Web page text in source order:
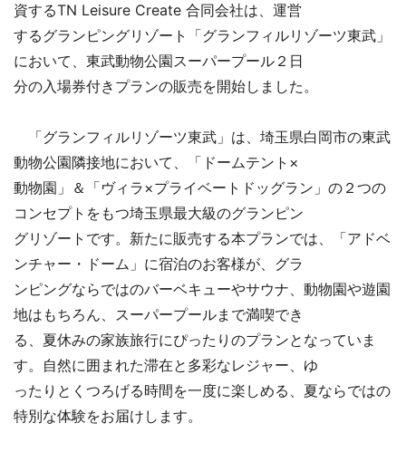
資するTN Leisure Create 合同会社は、運営
するグランピングリゾート「グランフィルリゾーツ東武」
において、東武動物公園スーパープール２日
分の入場券付きプランの販売を開始しました。
「グランフィルリゾーツ東武」は、埼玉県白岡市の東武
動物公園隣接地において、「ドームテント×
動物園」＆「ヴィラ×プライベートドッグラン」の２つの
コンセプトをもつ埼玉県最大級のグランピン
グリゾートです。新たに販売する本プランでは、「アドベ
ンチャー・ドーム」に宿泊のお客様が、グラ
ンピングならではのバーベキューやサウナ、動物園や遊園
地はもちろん、スーパープールまで満喫でき
る、夏休みの家族旅行にぴったりのプランとなっていま
す。自然に囲まれた滞在と多彩なレジャー、ゆ
ったりとくつろげる時間を一度に楽しめる、夏ならではの
特別な体験をお届けします。